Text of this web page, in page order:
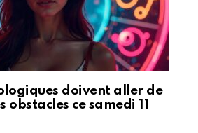
doivent aller de
obstacles ce samedi 11